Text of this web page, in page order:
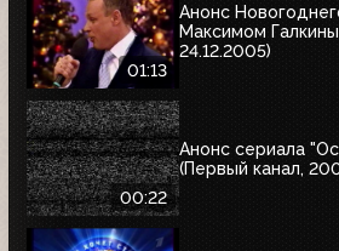
01:13
Анонс
Максимом
24.12.2005)
00:22
Анонс сериала
(Первый канал,